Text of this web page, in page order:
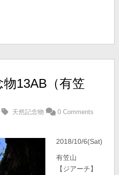
物13AB（有笠
天然記念物 0 Comments
2018/10/6(Sat)
有笠山
【ジアーチ】